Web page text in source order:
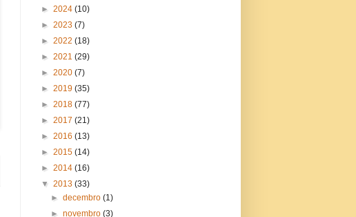
► 2024 (10)
► 2023 (7)
► 2022 (18)
► 2021 (29)
► 2020 (7)
► 2019 (35)
► 2018 (77)
► 2017 (21)
► 2016 (13)
► 2015 (14)
► 2014 (16)
▼ 2013 (33)
►decembro(1)
►novembro(3)